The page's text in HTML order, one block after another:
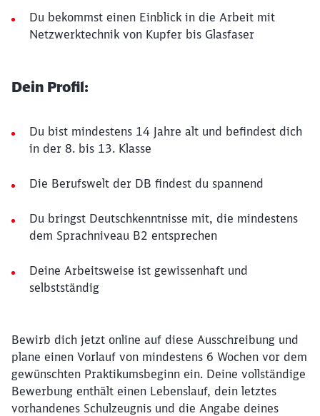
Du bekommst einen Einblick in die Arbeit mit
Netzwerktechnik von Kupfer bis Glasfaser
Dein Profil:
Du bist mindestens 14 Jahre alt und befindest dich
in der 8. bis 13. Klasse
Die Berufswelt der DB findest du spannend
Du bringst Deutschkenntnisse mit, die mindestens
dem Sprachniveau B2 entsprechen
Deine Arbeitsweise ist gewissenhaft und
selbstständig
Bewirb dich jetzt online auf diese Ausschreibung und
plane einen Vorlauf von mindestens 6 Wochen vor dem
gewünschten Praktikumsbeginn ein. Deine vollständige
Bewerbung enthält einen Lebenslauf, dein letztes
vorhandenes Schulzeugnis und die Angabe deines